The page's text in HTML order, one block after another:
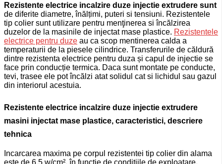
Rezistente electrice incalzire duze injectie extrudere sunt
de diferite diametre, înălțimi, puteri si tensiuni. Rezistentele
tip colier sunt utilizare pentru menţinerea si încălzirea
duzelor de la masinile de injectat mase plastice. Rezistentele
electrice pentru duze au ca scop mentinerea calda a
temperaturii de la piesele cilindrice. Transferurile de căldură
dintre rezistenta electrice pentru duza și capul de injectie se
face prin conducție termica. Daca sunt montate pe conducte,
tevi, trasee ele pot încălzi atat solidul cat si lichidul sau gazul
din interiorul acestuia.
Rezistente electrice incalzire duze injectie extrudere
masini injectat mase plastice, caracteristici, descriere
tehnica
Incarcarea maxima pe corpul rezistentei tip colier din alama